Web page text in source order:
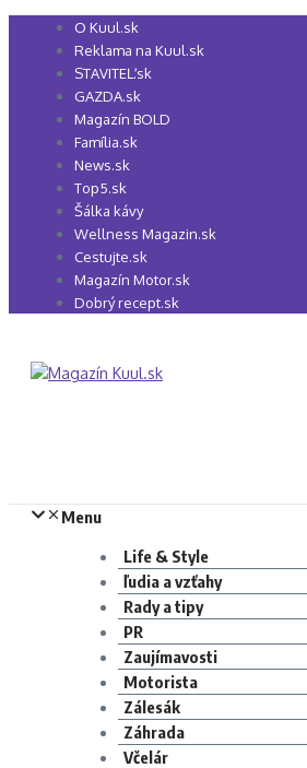
Preskočiť
O Kuul.sk
Reklama na Kuul.sk
STAVITEĽ.sk
GAZDA.sk
Magazín BOLD
Família.sk
News.sk
Top5.sk
Šálka kávy
Wellness Magazin.sk
Cestujte.sk
Magazín Motor.sk
Dobrý recept.sk
Menu
Life & Style
ľudia a vzťahy
Rady a tipy
PR
Zaujímavosti
Motorista
Zálesák
Záhrada
Včelár